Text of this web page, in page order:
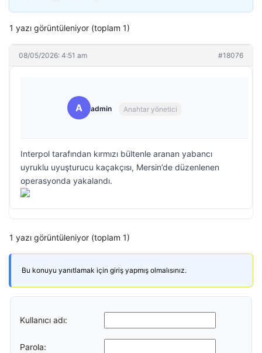
1 yazı görüntüleniyor (toplam 1)
08/05/2026: 4:51 am #18076
A admin Anahtar yönetici
Interpol tarafından kırmızı bültenle aranan yabancı
uyruklu uyuşturucu kaçakçısı, Mersin’de düzenlenen
operasyonda yakalandı.
1 yazı görüntüleniyor (toplam 1)
Bu konuyu yanıtlamak için giriş yapmış olmalısınız.
Kullanıcı adı:
Parola: